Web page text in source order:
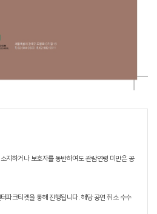
지하거나 보호자를 동반하여도 관람연령 미만은 공
파크티켓을 통해 진행됩니다. 해당 공연 취소 수수